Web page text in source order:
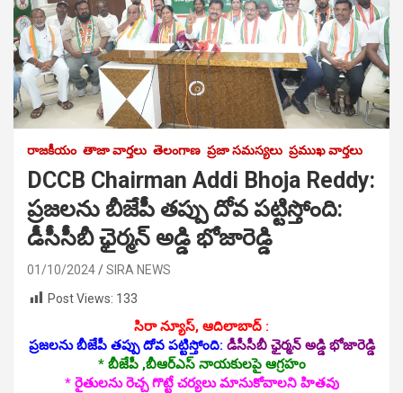
రాజకీయం తాజా వార్తలు తెలంగాణ ప్రజా సమస్యలు ప్రముఖ వార్తలు
DCCB Chairman Addi Bhoja Reddy:
ప్ర‌జ‌ల‌ను బీజేపీ త‌ప్పు దోవ ప‌ట్టిస్తోంది:
డీసీసీబీ ఛైర్మ‌న్ అడ్డి భోజారెడ్డి
01/10/2024
SIRA NEWS
Post Views: 133
సిరా న్యూస్, ఆదిలాబాద్ :
ప్ర‌జ‌ల‌ను బీజేపీ త‌ప్పు దోవ ప‌ట్టిస్తోంది: డీసీసీబీ ఛైర్మ‌న్ అడ్డి భోజారెడ్డి
* బీజేపీ ,బీఆర్ఎస్ నాయ‌కుల‌పై ఆగ్ర‌హం
* రైతుల‌ను రెచ్చ గొట్టే చ‌ర్య‌లు మానుకోవాల‌ని హిత‌వు